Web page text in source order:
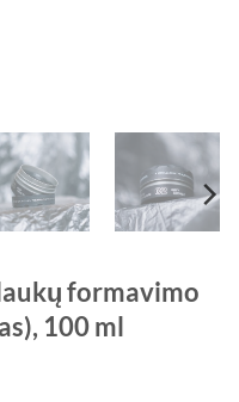
formavimo
100 ml